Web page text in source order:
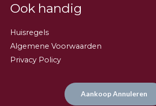
Ook handig
Huisregels
Algemene Voorwaarden
Privacy Policy
Aankoop Annuleren